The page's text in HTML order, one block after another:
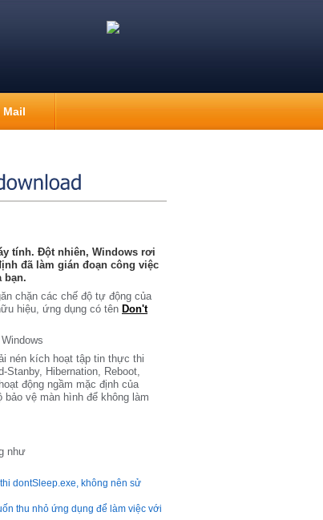
Mail
tính. Đột nhiên, Windows rơi
đã làm gián đoạn công việc
bạn.
chặn các chế độ tự động của
hiệu, ứng dụng có tên Don't
nén kích hoạt tập tin thực thi
Stanby, Hibernation, Reboot,
động ngầm mặc định của
bảo vệ màn hình để không làm
như
dontSleep.exe, không nên sử
thu nhỏ ứng dụng để làm việc với